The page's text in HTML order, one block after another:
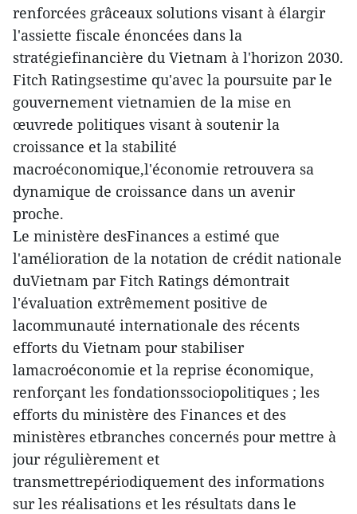
renforcées grâceaux solutions visant à élargir
l'assiette fiscale énoncées dans la
stratégiefinancière du Vietnam à l'horizon 2030.
Fitch Ratingsestime qu'avec la poursuite par le
gouvernement vietnamien de la mise en
œuvrede politiques visant à soutenir la
croissance et la stabilité
macroéconomique,l'économie retrouvera sa
dynamique de croissance dans un avenir
proche.
Le ministère desFinances a estimé que
l'amélioration de la notation de crédit nationale
duVietnam par Fitch Ratings démontrait
l'évaluation extrêmement positive de
lacommunauté internationale des récents
efforts du Vietnam pour stabiliser
lamacroéconomie et la reprise économique,
renforçant les fondationssociopolitiques ; les
efforts du ministère des Finances et des
ministères etbranches concernés pour mettre à
jour régulièrement et
transmettrepériodiquement des informations
sur les réalisations et les résultats dans le